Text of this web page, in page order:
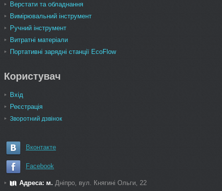
Верстати та обладнання
Вимірювальний інструмент
Ручний інструмент
Витратні матеріали
Портативні зарядні станції EcoFlow
Користувач
Вхід
Реєстрація
Зворотний дзвінок
Вконтакте
Facebook
Адреса: м. Дніпро, вул. Княгині Ольги, 22